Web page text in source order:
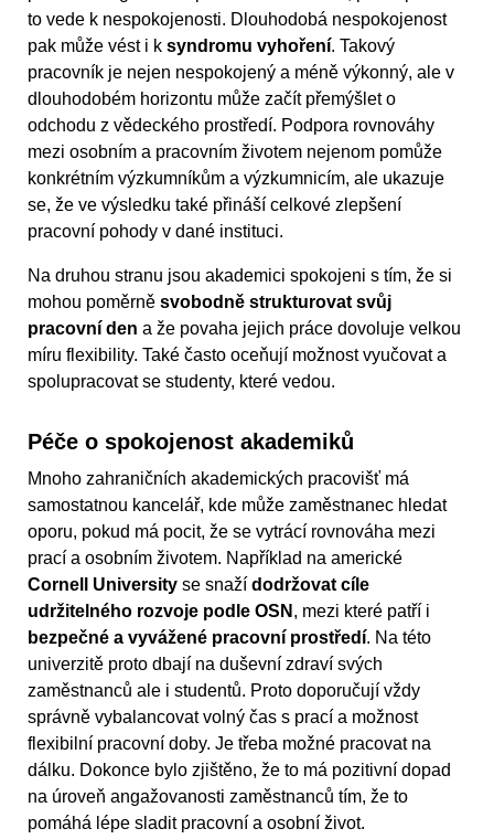
to vede k nespokojenosti. Dlouhodobá nespokojenost
pak může vést i k syndromu vyhoření. Takový
pracovník je nejen nespokojený a méně výkonný, ale v
dlouhodobém horizontu může začít přemýšlet o
odchodu z vědeckého prostředí. Podpora rovnováhy
mezi osobním a pracovním životem nejenom pomůže
konkrétním výzkumníkům a výzkumnicím, ale ukazuje
se, že ve výsledku také přináší celkové zlepšení
pracovní pohody v dané instituci.
Na druhou stranu jsou akademici spokojeni s tím, že si
mohou poměrně svobodně strukturovat svůj
pracovní den a že povaha jejich práce dovoluje velkou
míru flexibility. Také často oceňují možnost vyučovat a
spolupracovat se studenty, které vedou.
Péče o spokojenost akademiků
Mnoho zahraničních akademických pracovišť má
samostatnou kancelář, kde může zaměstnanec hledat
oporu, pokud má pocit, že se vytrácí rovnováha mezi
prací a osobním životem. Například na americké
Cornell University se snaží dodržovat cíle
udržitelného rozvoje podle OSN , mezi které patří i
bezpečné a vyvážené pracovní prostředí. Na této
univerzitě proto dbají na duševní zdraví svých
zaměstnanců ale i studentů. Proto doporučují vždy
správně vybalancovat volný čas s prací a možnost
flexibilní pracovní doby. Je třeba možné pracovat na
dálku. Dokonce bylo zjištěno, že to má pozitivní dopad
na úroveň angažovanosti zaměstnanců tím, že to
pomáhá lépe sladit pracovní a osobní život.